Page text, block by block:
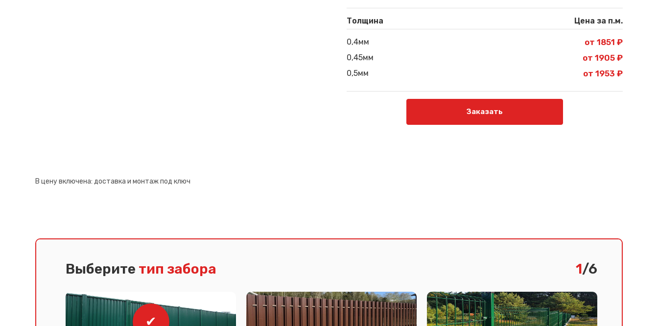
Толщина Цена за п.м.
0,4мм от 1851 ₽
0,45мм от 1905 ₽
0,5мм от 1953 ₽
Заказать
В цену включена: доставка и монтаж под ключ
Выберите тип забора 1/6